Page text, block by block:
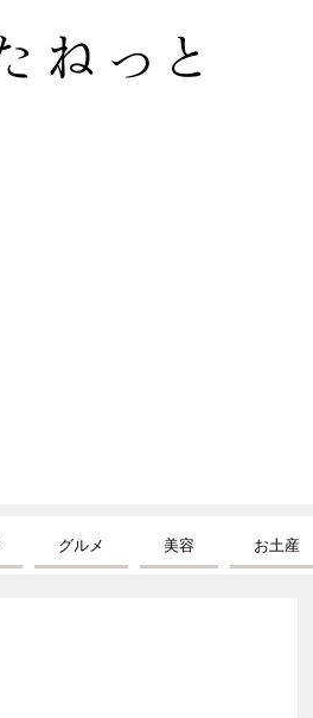
グルメ 美容 お土産